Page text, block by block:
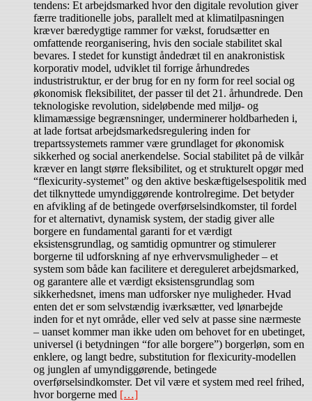
tendens: Et arbejdsmarked hvor den digitale revolution giver
færre traditionelle jobs, parallelt med at klimatilpasningen
kræver bæredygtige rammer for vækst, forudsætter en
omfattende reorganisering, hvis den sociale stabilitet skal
bevares. I stedet for kunstigt åndedræt til en anakronistisk
korporativ model, udviklet til forrige århundredes
industristruktur, er der brug for en ny form for reel social og
økonomisk fleksibilitet, der passer til det 21. århundrede. Den
teknologiske revolution, sideløbende med miljø- og
klimamæssige begrænsninger, underminerer holdbarheden i,
at lade fortsat arbejdsmarkedsregulering inden for
trepartssystemets rammer være grundlaget for økonomisk
sikkerhed og social anerkendelse. Social stabilitet på de vilkår
kræver en langt større fleksibilitet, og et strukturelt opgør med
“flexicurity-systemet” og den aktive beskæftigelsespolitik med
det tilknyttede umyndiggørende kontrolregime. Det betyder
en afvikling af de betingede overførselsindkomster, til fordel
for et alternativt, dynamisk system, der stadig giver alle
borgere en fundamental garanti for et værdigt
eksistensgrundlag, og samtidig opmuntrer og stimulerer
borgerne til udforskning af nye erhvervsmuligheder – et
system som både kan facilitere et dereguleret arbejdsmarked,
og garantere alle et værdigt eksistensgrundlag som
sikkerhedsnet, imens man udforsker nye muligheder. Hvad
enten det er som selvstændig iværksætter, ved lønarbejde
inden for et nyt område, eller ved selv at passe sine nærmeste
– uanset kommer man ikke uden om behovet for en ubetinget,
universel (i betydningen “for alle borgere”) borgerløn, som en
enklere, og langt bedre, substitution for flexicurity-modellen
og junglen af umyndiggørende, betingede
overførselsindkomster. Det vil være et system med reel frihed,
hvor borgerne med […]